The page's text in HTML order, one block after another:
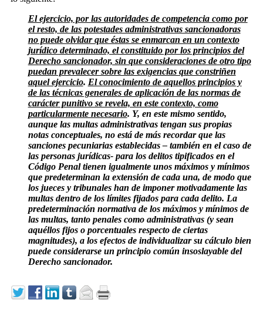
El ejercicio, por las autoridades de competencia como por
el resto, de las potestades administrativas sancionadoras
no puede olvidar que éstas se enmarcan en un contexto
jurídico determinado, el constituido por los principios del
Derecho sancionador, sin que consideraciones de otro tipo
puedan prevalecer sobre las exigencias que constriñen
aquel ejercicio. El conocimiento de aquellos principios y
de las técnicas generales de aplicación de las normas de
carácter punitivo se revela, en este contexto, como
particularmente necesario. Y, en este mismo sentido,
aunque las multas administrativas tengan sus propias
notas conceptuales, no está de más recordar que las
sanciones pecuniarias establecidas – también en el caso de
las personas jurídicas- para los delitos tipificados en el
Código Penal tienen igualmente unos máximos y mínimos
que predeterminan la extensión de cada una, de modo que
los jueces y tribunales han de imponer motivadamente las
multas dentro de los límites fijados para cada delito. La
predeterminación normativa de los máximos y mínimos de
las multas, tanto penales como administrativas (y sean
aquéllos fijos o porcentuales respecto de ciertas
magnitudes), a los efectos de individualizar su cálculo bien
puede considerarse un principio común insoslayable del
Derecho sancionador.